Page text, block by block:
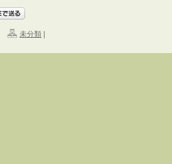
未分類